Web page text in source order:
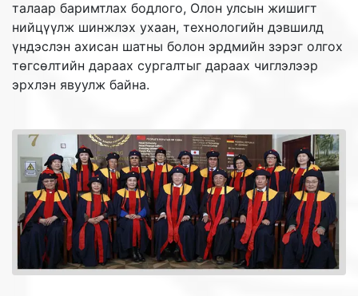
талаар баримтлах бодлого, Олон улсын жишигт
нийцүүлж шинжлэх ухаан, технологийн дэвшилд
үндэслэн ахисан шатны болон эрдмийн зэрэг олгох
төгсөлтийн дараах сургалтыг дараах чиглэлээр
эрхлэн явуулж байна.